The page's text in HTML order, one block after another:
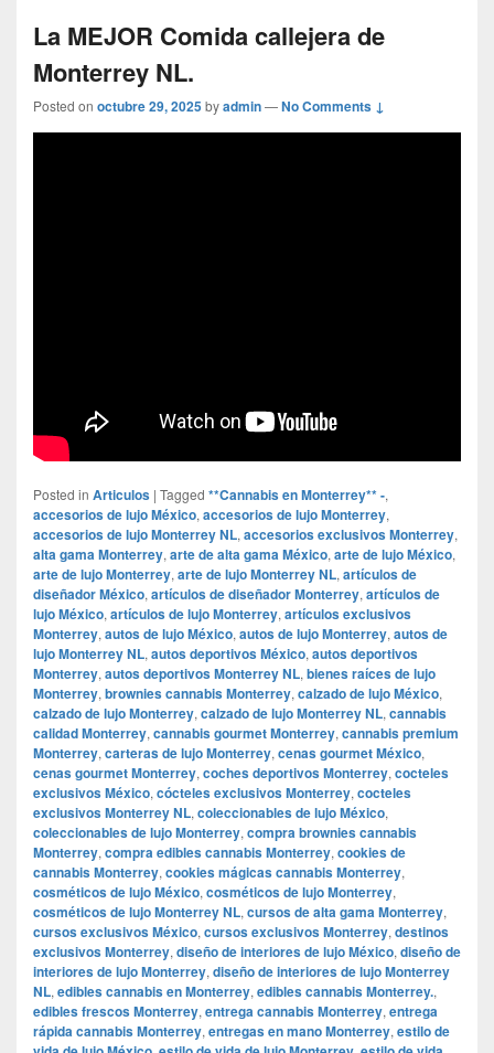
La MEJOR Comida callejera de
Monterrey NL.
Posted on octubre 29, 2025byadmin—No Comments ↓
Posted in Articulos | Tagged **Cannabis en Monterrey** -,
accesorios de lujo México, accesorios de lujo Monterrey,
accesorios de lujo Monterrey NL, accesorios exclusivos Monterrey,
alta gama Monterrey, arte de alta gama México, arte de lujo México,
arte de lujo Monterrey, arte de lujo Monterrey NL, artículos de
diseñador México, artículos de diseñador Monterrey, artículos de
lujo México, artículos de lujo Monterrey, artículos exclusivos
Monterrey, autos de lujo México, autos de lujo Monterrey, autos de
lujo Monterrey NL, autos deportivos México, autos deportivos
Monterrey, autos deportivos Monterrey NL, bienes raíces de lujo
Monterrey, brownies cannabis Monterrey, calzado de lujo México,
calzado de lujo Monterrey, calzado de lujo Monterrey NL, cannabis
calidad Monterrey, cannabis gourmet Monterrey, cannabis premium
Monterrey, carteras de lujo Monterrey, cenas gourmet México,
cenas gourmet Monterrey, coches deportivos Monterrey, cocteles
exclusivos México, cócteles exclusivos Monterrey, cocteles
exclusivos Monterrey NL, coleccionables de lujo México,
coleccionables de lujo Monterrey, compra brownies cannabis
Monterrey, compra edibles cannabis Monterrey, cookies de
cannabis Monterrey, cookies mágicas cannabis Monterrey,
cosméticos de lujo México, cosméticos de lujo Monterrey,
cosméticos de lujo Monterrey NL, cursos de alta gama Monterrey,
cursos exclusivos México, cursos exclusivos Monterrey, destinos
exclusivos Monterrey, diseño de interiores de lujo México, diseño de
interiores de lujo Monterrey, diseño de interiores de lujo Monterrey
NL, edibles cannabis en Monterrey, edibles cannabis Monterrey.,
edibles frescos Monterrey, entrega cannabis Monterrey, entrega
rápida cannabis Monterrey, entregas en mano Monterrey, estilo de